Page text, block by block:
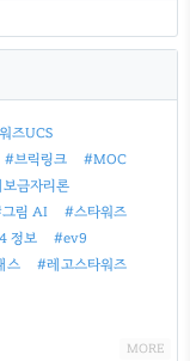
즈UCS
#브릭링크
#MOC
금자리론
림 AI
#스타워즈
정보
#ev9
스
#레고스타워즈
MORE